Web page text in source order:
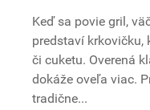
Keď sa povie gril,
predstaví krkovičku,
či cuketu. Overená
dokáže oveľa viac.
tradične...